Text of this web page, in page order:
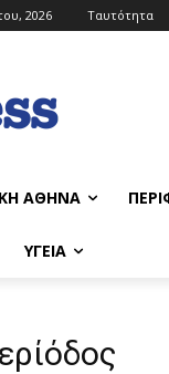
2026 Ταυτότητα
ΑΘΉΝΑ
ΥΓΕΊΑ